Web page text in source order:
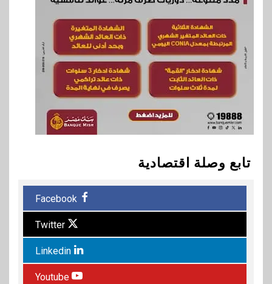
تابع وصلة اقتصادية
Facebook
Twitter
Linkedin
Youtube